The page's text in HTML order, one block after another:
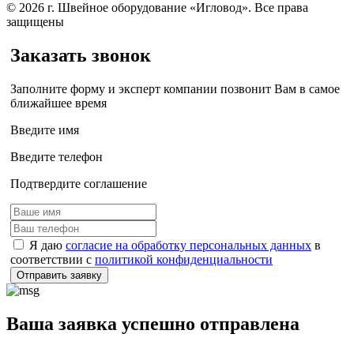
© 2026 г. Швейное оборудование «Игловод». Все права
защищены
Заказать звонок
Заполните форму и эксперт компании позвонит Вам в самое
ближайшее время
Введите имя
Введите телефон
Подтвердите соглашение
Я даю согласие на обработку персональных данных в
соответствии с политикой конфиденциальности
Отправить заявку
Ваша заявка успешно отправлена